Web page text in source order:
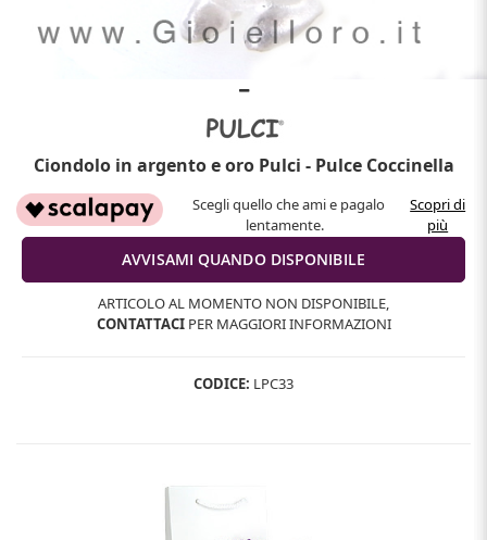
Ciondolo in argento e oro Pulci - Pulce Coccinella
Scegli quello che ami e pagalo
lentamente.
Scopri di
più
ARTICOLO AL MOMENTO NON DISPONIBILE,
CONTATTACIPER MAGGIORI INFORMAZIONI
CODICE: LPC33